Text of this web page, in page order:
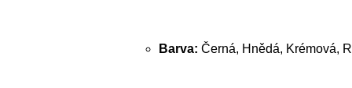
Barva: Černá, Hnědá, Krémová,